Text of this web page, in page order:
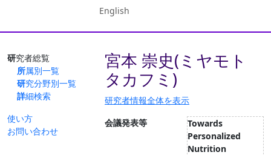
English
研究者総覧
所属別一覧
研究分野別一覧
詳細検索
使い方
お問い合わせ
宮本 崇史(ミヤモト
タカフミ)
研究者情報全体を表示
会議発表等
Towards
Personalized
Nutrition